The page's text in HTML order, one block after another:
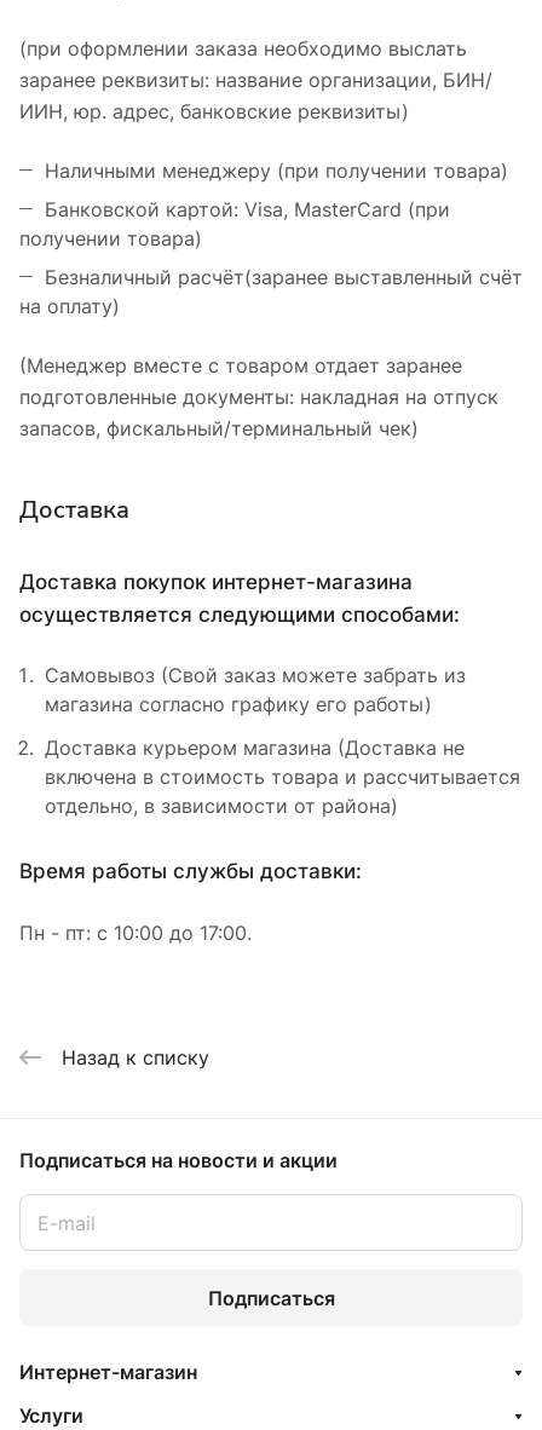
(при оформлении заказа необходимо выслать
заранее реквизиты: название организации, БИН/
ИИН, юр. адрес, банковские реквизиты)
Наличными менеджеру (при получении товара)
Банковской картой: Visa, MasterCard (при
получении товара)
Безналичный расчёт(заранее выставленный счёт
на оплату)
(Менеджер вместе с товаром отдает заранее
подготовленные документы: накладная на отпуск
запасов, фискальный/терминальный чек)
Доставка
Доставка покупок интернет-магазина
осуществляется следующими способами:
Самовывоз (Свой заказ можете забрать из
магазина согласно графику его работы)
Доставка курьером магазина (Доставка не
включена в стоимость товара и рассчитывается
отдельно, в зависимости от района)
Время работы службы доставки:
Пн - пт: с 10:00 до 17:00.
Назад к списку
Подписаться на новости и акции
Подписаться
Интернет-магазин
Услуги